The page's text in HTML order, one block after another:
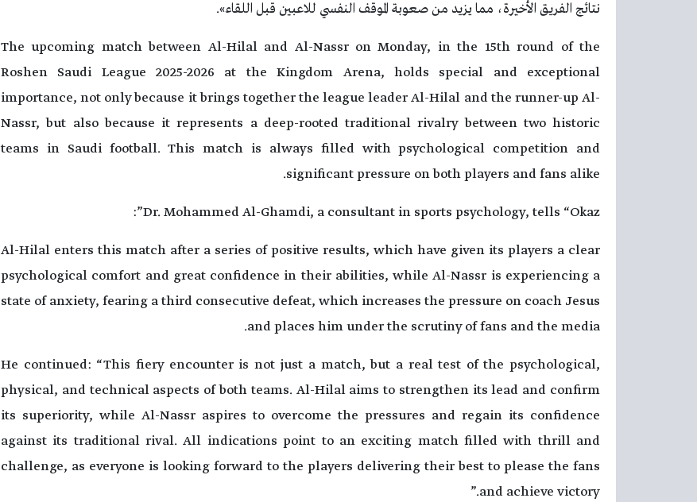
نتائج الفريق الأخيرة، مما يزيد من صعوبة الموقف النفسي للاعبين قبل اللقاء».
The upcoming match between Al-Hilal and Al-Nassr on Monday, in the 15th round of the
Roshen Saudi League 2025-2026 at the Kingdom Arena, holds special and exceptional
importance, not only because it brings together the league leader Al-Hilal and the runner-up Al-
Nassr, but also because it represents a deep-rooted traditional rivalry between two historic
teams in Saudi football. This match is always filled with psychological competition and
significant pressure on both players and fans alike.
Dr. Mohammed Al-Ghamdi, a consultant in sports psychology, tells “Okaz”:
Al-Hilal enters this match after a series of positive results, which have given its players a clear
psychological comfort and great confidence in their abilities, while Al-Nassr is experiencing a
state of anxiety, fearing a third consecutive defeat, which increases the pressure on coach Jesus
and places him under the scrutiny of fans and the media.
He continued: “This fiery encounter is not just a match, but a real test of the psychological,
physical, and technical aspects of both teams. Al-Hilal aims to strengthen its lead and confirm
its superiority, while Al-Nassr aspires to overcome the pressures and regain its confidence
against its traditional rival. All indications point to an exciting match filled with thrill and
challenge, as everyone is looking forward to the players delivering their best to please the fans
and achieve victory.”